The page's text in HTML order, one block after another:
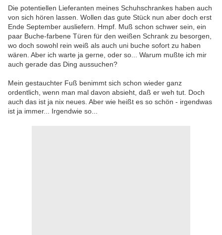
Die potentiellen Lieferanten meines Schuhschrankes haben auch
von sich hören lassen. Wollen das gute Stück nun aber doch erst
Ende September ausliefern. Hmpf. Muß schon schwer sein, ein
paar Buche-farbene Türen für den weißen Schrank zu besorgen,
wo doch sowohl rein weiß als auch uni buche sofort zu haben
wären. Aber ich warte ja gerne, oder so... Warum mußte ich mir
auch gerade das Ding aussuchen?
Mein gestauchter Fuß benimmt sich schon wieder ganz
ordentlich, wenn man mal davon absieht, daß er weh tut. Doch
auch das ist ja nix neues. Aber wie heißt es so schön - irgendwas
ist ja immer... Irgendwie so...